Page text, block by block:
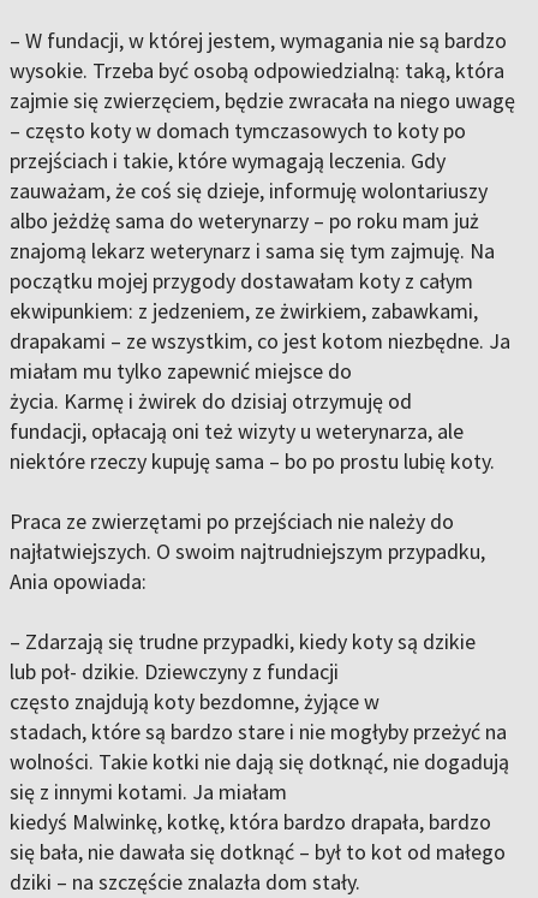
– W fundacji, w której jestem, wymagania nie są bardzo
wysokie. Trzeba być osobą odpowiedzialną: taką, która
zajmie się zwierzęciem, będzie zwracała na niego uwagę
– często koty w domach tymczasowych to koty po
przejściach i takie, które wymagają leczenia. Gdy
zauważam, że coś się dzieje, informuję wolontariuszy
albo jeżdżę sama do weterynarzy – po roku mam już
znajomą lekarz weterynarz i sama się tym zajmuję. Na
początku mojej przygody dostawałam koty z całym
ekwipunkiem: z jedzeniem, ze żwirkiem, zabawkami,
drapakami – ze wszystkim, co jest kotom niezbędne. Ja
miałam mu tylko zapewnić miejsce do
życia. Karmę i żwirek do dzisiaj otrzymuję od
fundacji, opłacają oni też wizyty u weterynarza, ale
niektóre rzeczy kupuję sama – bo po prostu lubię koty.
Praca ze zwierzętami po przejściach nie należy do
najłatwiejszych. O swoim najtrudniejszym przypadku,
Ania opowiada:
– Zdarzają się trudne przypadki, kiedy koty są dzikie
lub poł- dzikie. Dziewczyny z fundacji
często znajdują koty bezdomne, żyjące w
stadach, które są bardzo stare i nie mogłyby przeżyć na
wolności. Takie kotki nie dają się dotknąć, nie dogadują
się z innymi kotami. Ja miałam
kiedyś Malwinkę, kotkę, która bardzo drapała, bardzo
się bała, nie dawała się dotknąć – był to kot od małego
dziki – na szczęście znalazła dom stały.